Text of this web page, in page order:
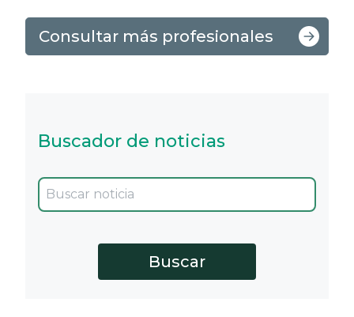
Consultar más profesionales
Buscador de noticias